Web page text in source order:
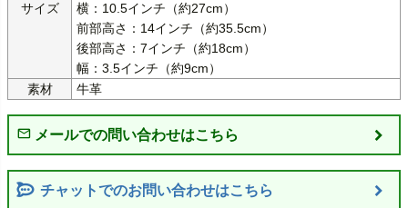
サイズ
横：10.5インチ（約27cm）
前部高さ：14インチ（約35.5cm）
後部高さ：7インチ（約18cm）
幅：3.5インチ（約9cm）
素材
牛革
チャットでのお問い合わせはこちら